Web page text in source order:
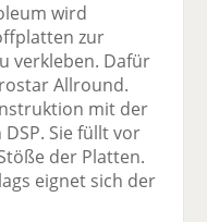
wird
zur
verkleben. Dafür
Allround.
mit der
Sie füllt vor
der Platten.
eignet sich der